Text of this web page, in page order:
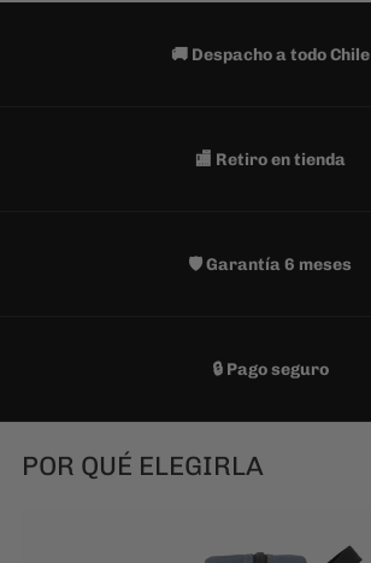
🚚 Despacho a todo Chile
🏬 Retiro en tienda
🛡️ Garantía 6 meses
🔒 Pago seguro
POR QUÉ ELEGIRLA